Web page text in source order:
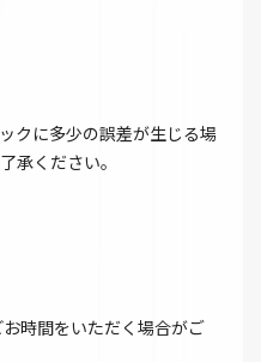
クに多少の誤差が生じる場
承ください。
時間をいただく場合がご